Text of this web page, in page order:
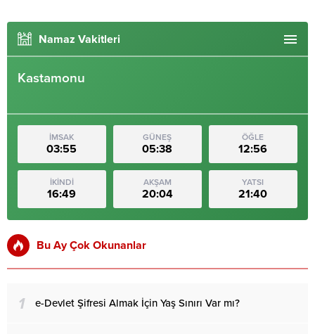
Namaz Vakitleri
Kastamonu
İMSAK
03:55
GÜNEŞ
05:38
ÖĞLE
12:56
İKİNDİ
16:49
AKŞAM
20:04
YATSI
21:40
Bu Ay Çok Okunanlar
1 e-Devlet Şifresi Almak İçin Yaş Sınırı Var mı?